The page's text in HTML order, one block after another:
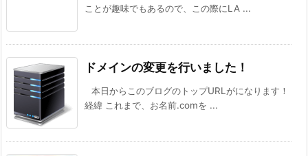
ことが趣味でもあるので、この際にLA ...
ドメインの変更を行いました！
本日からこのブログのトップURLがになります！
経緯 これまで、お名前.comを ...